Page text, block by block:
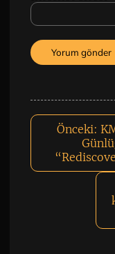
Önceki: